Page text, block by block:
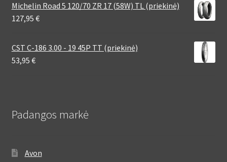
Michelin Road 5 120/70 ZR 17 (58W) TL (priekinė)
127,95 €
CST C-186 3.00 - 19 45P TT (priekinė)
53,95 €
Padangos markė
Avon